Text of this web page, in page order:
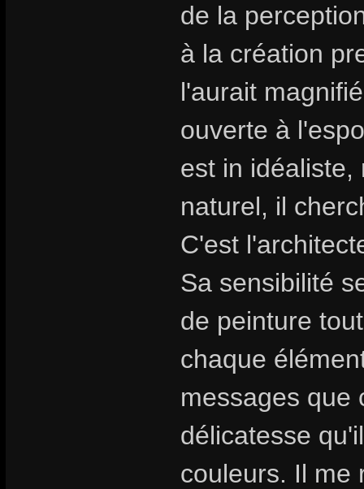
de la
à la création
l'aurait
ouverte à
est in idéaliste,
naturel, il
C'est
Sa sensibilité
de peinture
chaque
messages que
délicatesse
couleurs. Il me